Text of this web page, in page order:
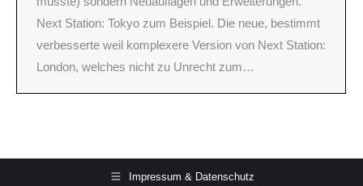
Next Station: Tokyo zum Beispiel. Die neue, bestimmt
verbesserte weil komplexere Version von Next Station:
London, welches nicht zu Unrecht zum…
Impressum & Datenschutz